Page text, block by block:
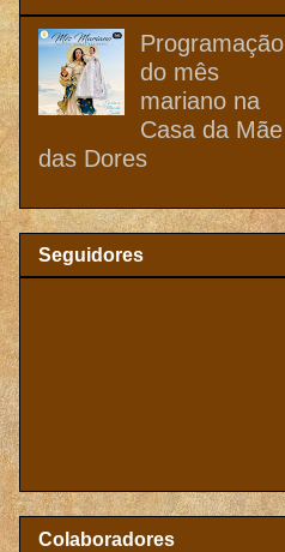
Programação
do mês
mariano na
Casa da Mãe
das Dores
Seguidores
Colaboradores